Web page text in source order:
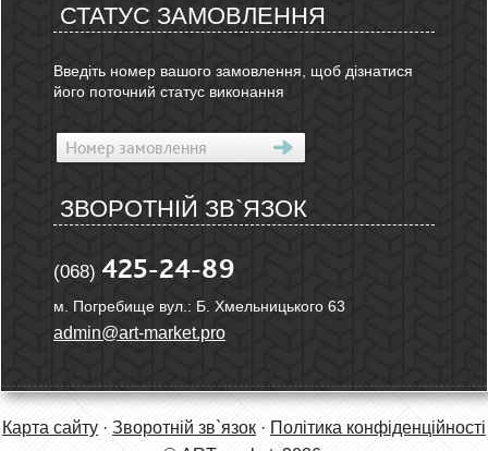
СТАТУС ЗАМОВЛЕННЯ
Введіть номер вашого замовлення, щоб дізнатися
його поточний статус виконання
ЗВОРОТНІЙ ЗВ`ЯЗОК
(068) 425-24-89
м. Погребище вул.: Б. Хмельницького 63
admin@art-market.pro
Карта сайту · Зворотній зв`язок · Політика конфіденційності